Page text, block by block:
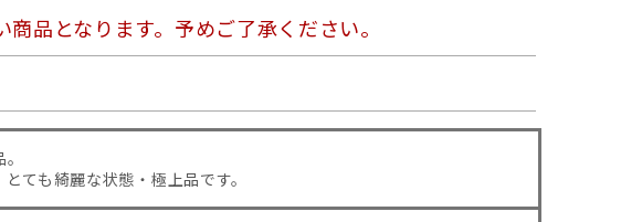
品となります。予めご了承ください。
ても綺麗な状態・極上品です。